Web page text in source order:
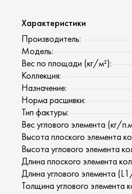
Характеристики
Производитель:
Модель:
Вес по площади (кг/м²):
Коллекция:
Назначение:
Норма расшивки:
Тип фактуры:
Вес углового элемента (кг/
Высота плоского элемента
Высота углового элемента
Длина плоского элемента
Длина углового элемента
Толщина углового элемента